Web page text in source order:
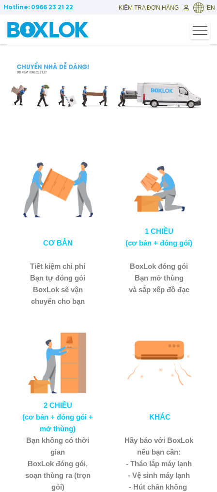
Hotline: 0966 23 21 22 KIỂM TRA ĐƠN HÀNG EN
CƠ BẢN
Tiết kiệm chi phí
Bạn tự đóng gói
BoxLok sẽ vận
chuyển cho bạn
1 CHIỀU
(cơ bản + đóng gói)
BoxLok đóng gói
Bạn mở thùng
và sắp xếp đồ đạc
2 CHIỀU
(cơ bản + đóng gói +
mở thùng)
Bạn không có thời
gian
BoxLok đóng gói,
soạn thùng ra (trọn
gói)
KHÁC
Hãy báo với BoxLok
nếu bạn cần:
- Tháo lắp máy lạnh
- Vệ sinh máy lạnh
- Hút chân không